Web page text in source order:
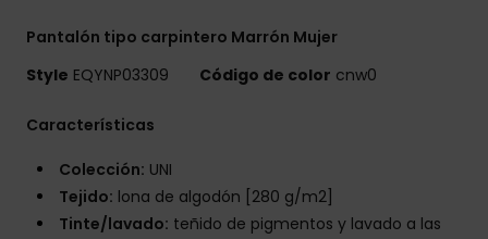
Pantalón tipo carpintero Marrón Mujer
Style EQYNP03309 Código de color cnw0
Características
Colección: UNI
Tejido: lona de algodón [280 g/m2]
Tinte/lavado: teñido de pigmentos y lavado a las